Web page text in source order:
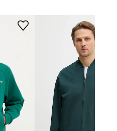
60 cm
včetně ramene
84
je 188 cm
na sobě velikost M